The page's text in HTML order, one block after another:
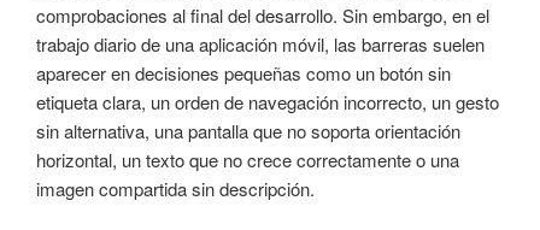
comprobaciones al final del desarrollo. Sin embargo, en el
trabajo diario de una aplicación móvil, las barreras suelen
aparecer en decisiones pequeñas como un botón sin
etiqueta clara, un orden de navegación incorrecto, un gesto
sin alternativa, una pantalla que no soporta orientación
horizontal, un texto que no crece correctamente o una
imagen compartida sin descripción.